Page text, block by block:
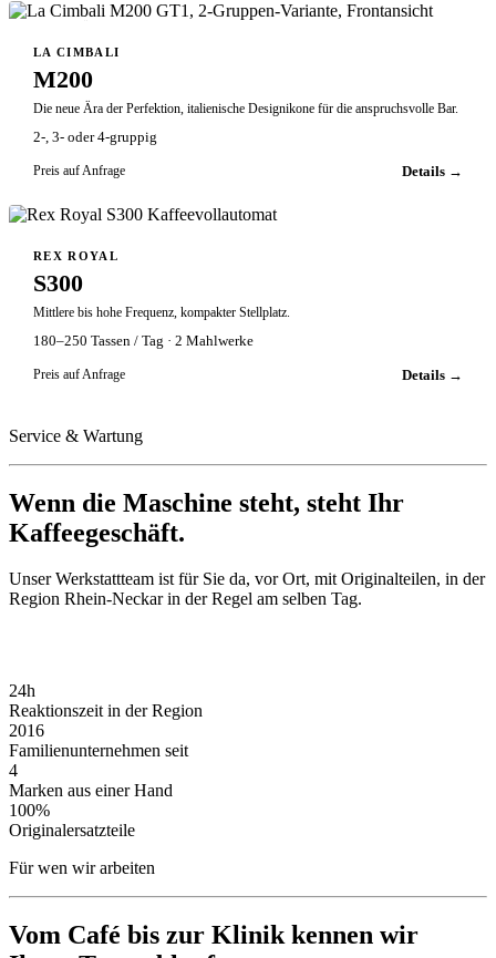
LA CIMBALI
M200
Die neue Ära der Perfektion, italienische Designikone für die anspruchsvolle Bar.
2-, 3- oder 4-gruppig
Preis auf Anfrage Details →
REX ROYAL
S300
Mittlere bis hohe Frequenz, kompakter Stellplatz.
180–250 Tassen / Tag · 2 Mahlwerke
Preis auf Anfrage Details →
Service & Wartung
Wenn die Maschine steht, steht Ihr
Kaffeegeschäft.
Unser Werkstattteam ist für Sie da, vor Ort, mit Originalteilen, in der
Region Rhein-Neckar in der Regel am selben Tag.
24h
Reaktionszeit in der Region
2016
Familienunternehmen seit
4
Marken aus einer Hand
100%
Originalersatzteile
Für wen wir arbeiten
Vom Café bis zur Klinik kennen wir